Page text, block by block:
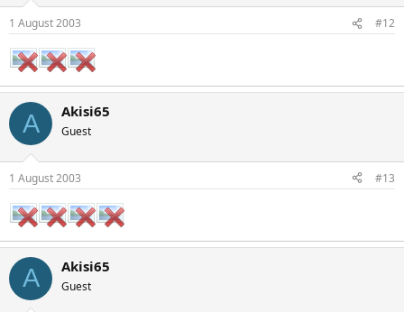
1 August 2003 #12
A Akisi65
Guest
1 August 2003 #13
A Akisi65
Guest